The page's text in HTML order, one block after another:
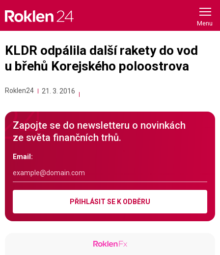
content
KLDR odpálila další rakety do vod
u břehů Korejského poloostrova
Roklen24 21. 3. 2016
Zapojte se do newsletteru o novinkách
ze světa finančních trhů.
Email:
PŘIHLÁSIT SE K ODBĚRU